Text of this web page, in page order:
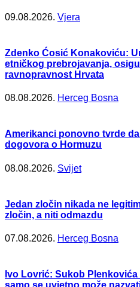
09.08.2026. Vjera
Zdenko Ćosić Konakoviću:
etničkog prebrojavanja,
ravnopravnost Hrvata
08.08.2026. Herceg Bosna
Amerikanci ponovno tvrde
dogovora o Hormuzu
08.08.2026. Svijet
Jedan zločin nikada ne
zločin, a niti odmazdu
07.08.2026. Herceg Bosna
Ivo Lovrić: Sukob